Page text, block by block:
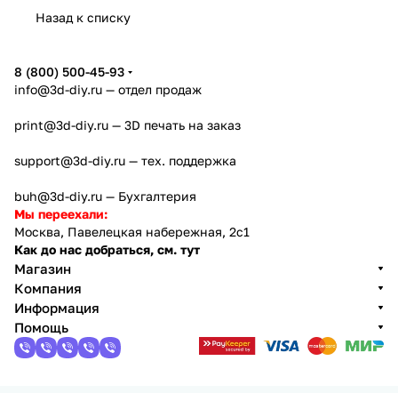
4
Creator
Назад к списку
8 (800) 500-45-93
info@3d-diy.ru — отдел продаж
print@3d-diy.ru — 3D печать на заказ
support@3d-diy.ru — тех. поддержка
buh@3d-diy.ru — Бухгалтерия
Мы переехали:
Москва, Павелецкая набережная, 2с1
Как до нас добраться, см. тут
Магазин
Компания
Информация
Помощь